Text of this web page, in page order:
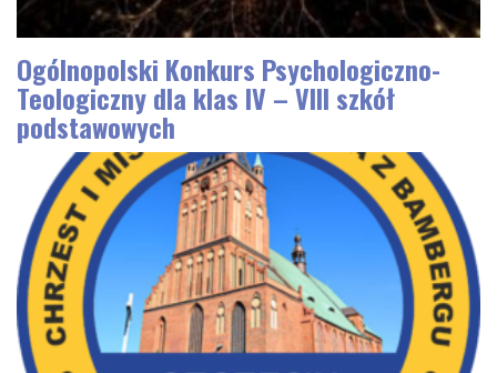
Ogólnopolski Konkurs Psychologiczno-
Teologiczny dla klas IV – VIII szkół
podstawowych